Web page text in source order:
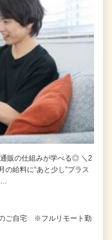
販の仕組みが学べる◎ ＼2
給料に“あと少し”プラス
…
ご自宅 ※フルリモート勤